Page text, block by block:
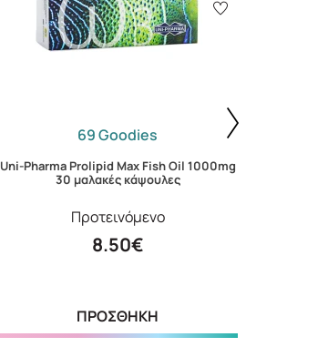
69 Goodies
Uni-Pharma Prolipid Max Fish Oil 1000mg
30 μαλακές κάψουλες
Προτεινόμενο
8.50€
ΠΡΟΣΘΗΚΗ